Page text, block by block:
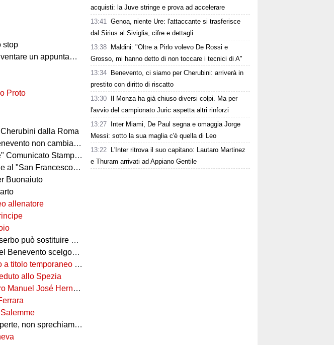
stop
appuntamento fisso"
Proto
dalla Roma
non cambia pelle"
08 agosto 2026 20:58
test congiunto con la Gelbison
Buonaiuto
allenatore
sostituire Ederson
i numeri di maglia
temporaneo al Bari
allo Spezia
Hernández Gouveia,
sprechiamo l'occasione"
acquisti: la Juve stringe e prova ad accelerare
13:41 Genoa, niente Ure: l'attaccante si trasferisce
dal Sirius al Siviglia, cifre e dettagli
13:38
Maldini: "Oltre a Pirlo volevo De Rossi e
Grosso, mi hanno detto di non toccare i tecnici di A"
13:34
Benevento, ci siamo per Cherubini: arriverà in
prestito con diritto di riscatto
13:30
Il Monza ha già chiuso diversi colpi. Ma per
l'avvio del campionato Juric aspetta altri rinforzi
13:27
Inter Miami, De Paul segna e omaggia Jorge
Messi: sotto la sua maglia c'è quella di Leo
13:22
L'Inter ritrova il suo capitano: Lautaro Martinez
e Thuram arrivati ad Appiano Gentile